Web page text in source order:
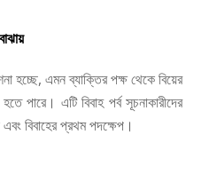
হচ্ছে, এমন ব্যাক্তির পক্ষ থেকে বিয়ের
পারে। এটি বিবাহ পর্ব সূচনাকারীদের
বিবাহের প্রথম পদক্ষেপ।